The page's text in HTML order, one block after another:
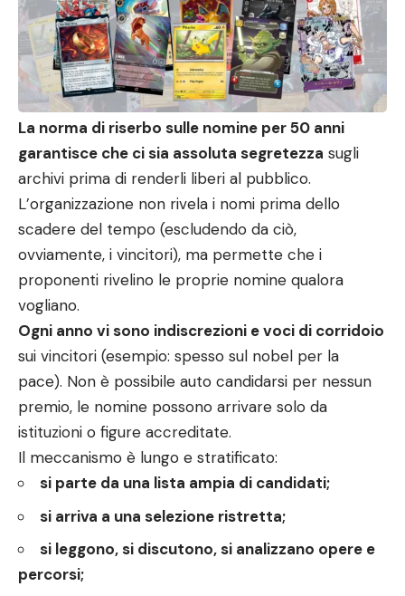
La norma di riserbo sulle nomine per 50 anni
garantisce che ci sia assoluta segretezza sugli
archivi prima di renderli liberi al pubblico.
L’organizzazione non rivela i nomi prima dello
scadere del tempo (escludendo da ciò,
ovviamente, i vincitori), ma permette che i
proponenti rivelino le proprie nomine qualora
vogliano.
Ogni anno vi sono indiscrezioni e voci di corridoio
sui vincitori (esempio: spesso sul nobel per la
pace). Non è possibile auto candidarsi per nessun
premio, le nomine possono arrivare solo da
istituzioni o figure accreditate.
Il meccanismo è lungo e stratificato:
si parte da una lista ampia di candidati;
si arriva a una selezione ristretta;
si leggono, si discutono, si analizzano opere e
percorsi;